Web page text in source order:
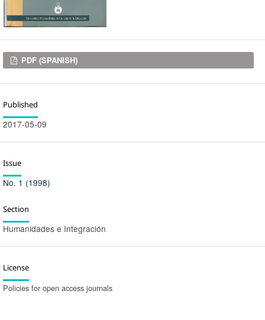
Downloads
PDF (SPANISH)
Published
2017-05-09
Issue
No. 1 (1998)
Section
Humanidades e Integración
License
Policies for open access journals